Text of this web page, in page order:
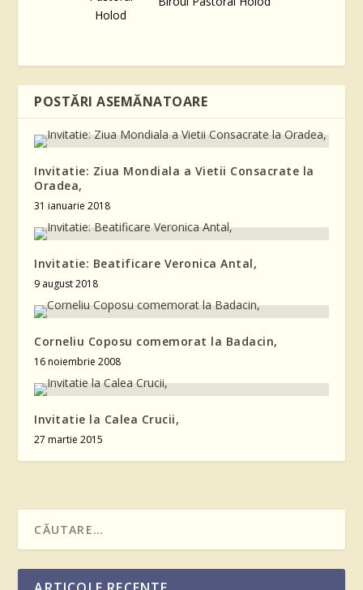
POSTĂRI ASEMĂNATOARE
Invitatie: Ziua Mondiala a Vietii Consacrate la
Oradea,
31 ianuarie 2018
Invitatie: Beatificare Veronica Antal,
9 august 2018
Corneliu Coposu comemorat la Badacin,
16 noiembrie 2008
Invitatie la Calea Crucii,
27 martie 2015